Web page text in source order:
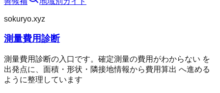
sokuryo.xyz
測量費用診断
測量費用診断の入口です。確定測量の費用がわからない を
出発点に、面積・形状・隣接地情報から費用算出 へ進める
ように整理しています